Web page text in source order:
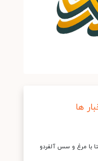
ها
با مرغ و سس آلفردو